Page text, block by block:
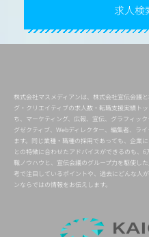
求人検
株式会社マスメディアンは、株式会社宣伝会議
グ・クリエイティブの求人数・転職支援実績ト
ち、マーケティング、広報、宣伝、グラフィッ
グゼクティブ、Webディレクター、編集者、ラ
ます。同じ業種・職種の採用であっても、企業
との特徴に合わせたアドバイスができるのも、
職ノウハウと、宣伝会議のグループ力を駆使し
考で注目しているポイントや、過去にどんな人
ンならではの情報をお伝えします。